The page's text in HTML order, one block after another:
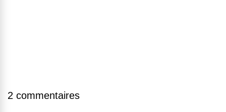
2 commentaires